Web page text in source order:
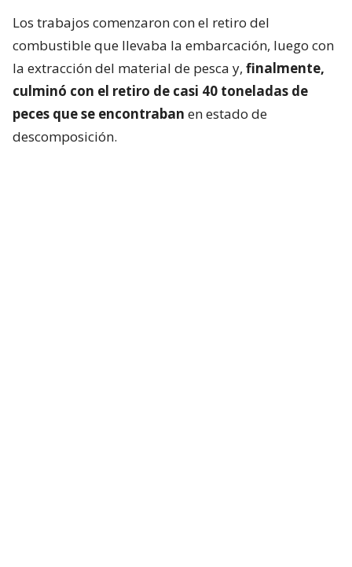
Los trabajos comenzaron con el retiro del
combustible que llevaba la embarcación, luego con
la extracción del material de pesca y, finalmente,
culminó con el retiro de casi 40 toneladas de
peces que se encontraban en estado de
descomposición.